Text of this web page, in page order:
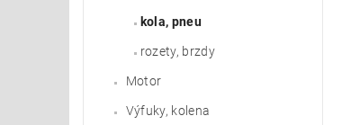
kola, pneu
rozety, brzdy
Motor
Výfuky, kolena